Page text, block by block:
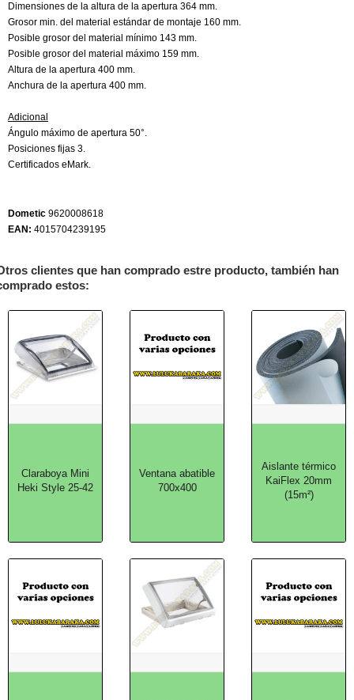
Dimensiones de la altura de la apertura 364 mm.
Grosor min. del material estándar de montaje 160 mm.
Posible grosor del material mínimo 143 mm.
Posible grosor del material máximo 159 mm.
Altura de la apertura 400 mm.
Anchura de la apertura 400 mm.
Adicional
Ángulo máximo de apertura 50°.
Posiciones fijas 3.
Certificados eMark.
Dometic 9620008618
EAN: 4015704239195
clientes que han comprado estre producto, también han
estos:
Claraboya Mini
Heki Style 25-42
Ventana abatible
700x400
Aislante térmico
KaiFlex 20mm
(15m²)